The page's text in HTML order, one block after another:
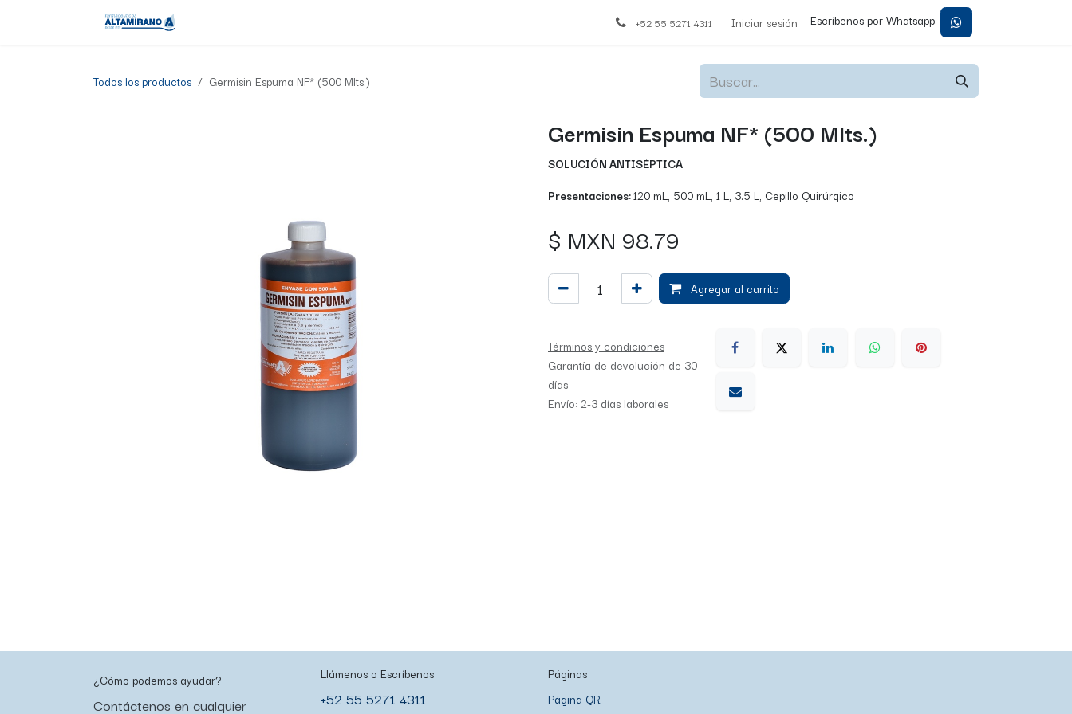
+52 55 5271 4311 Iniciar sesión Escríbenos por Whatsapp:
Todos los productos Germisin Espuma NF* (500 Mlts.)
Germisin Espuma NF* (500 Mlts.)
SOLUCIÓN ANTISÉPTICA
Presentaciones:120 mL, 500 mL, 1 L, 3.5 L, Cepillo Quirúrgico
$ MXN 98.79
Agregar al carrito
Términos y condiciones
Garantía de devolución de 30
días
Envío: 2-3 días laborales
¿Cómo podemos ayudar?
Contáctenos en cualquier
Llámenos o Escríbenos
+52 55 5271 4311
Páginas
Página QR